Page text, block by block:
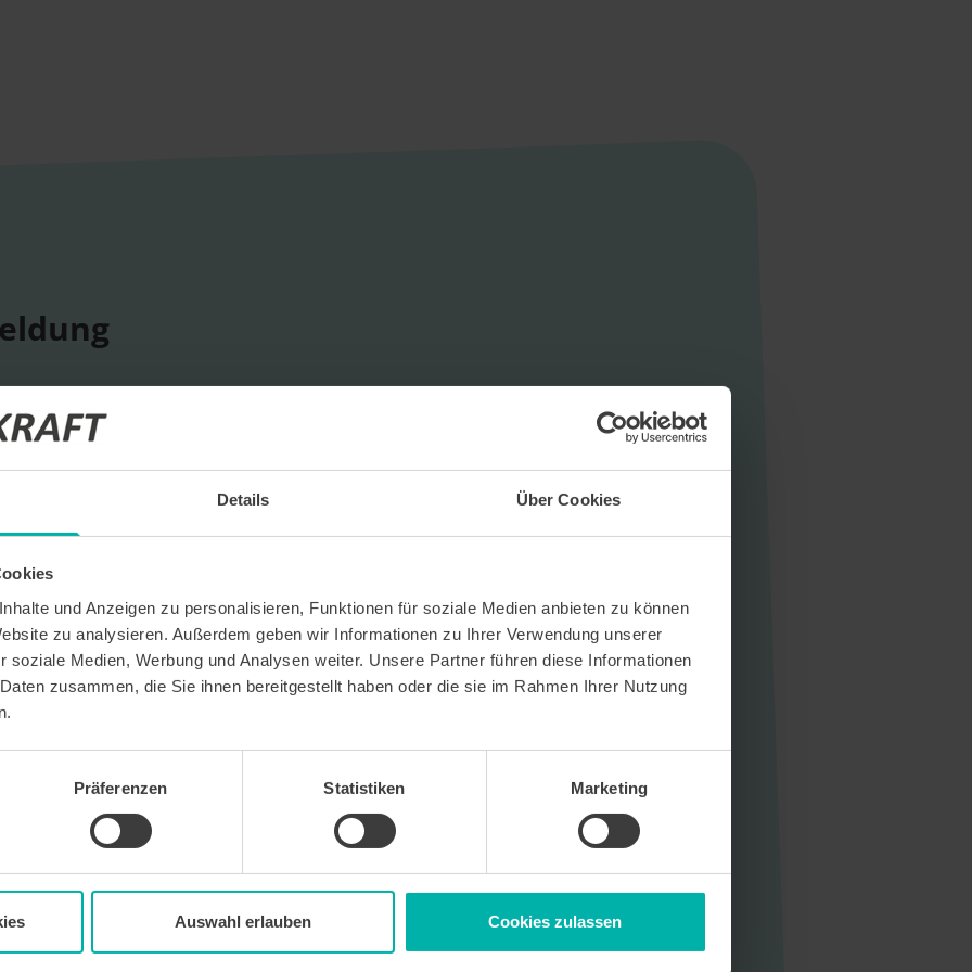
Details Über Cookies
und Anzeigen zu personalisieren, Funktionen für soziale Medien anbieten zu können
zu analysieren. Außerdem geben wir Informationen zu Ihrer Verwendung unserer
soziale Medien, Werbung und Analysen weiter. Unsere Partner führen diese Informationen
zusammen, die Sie ihnen bereitgestellt haben oder die sie im Rahmen Ihrer Nutzung
Präferenzen Statistiken Marketing
Auswahl erlauben Cookies zulassen
Termine
und Unternehmensprofile
Newsletter WirtschaftsKRAFT der INFO -
Um die Inhalte des Newsletters besser auf meine
ich außerdem zu, hierfür mein
des Newsletters zu erfassen und auszuwerten.
zu Produkten und
Newsletter enthaltenen Abmeldelink oder
genutzt. Detaillierte Informationen zum
eingesetzten Newsletter-Software Cleverreach
Wirtschafts KRAFT